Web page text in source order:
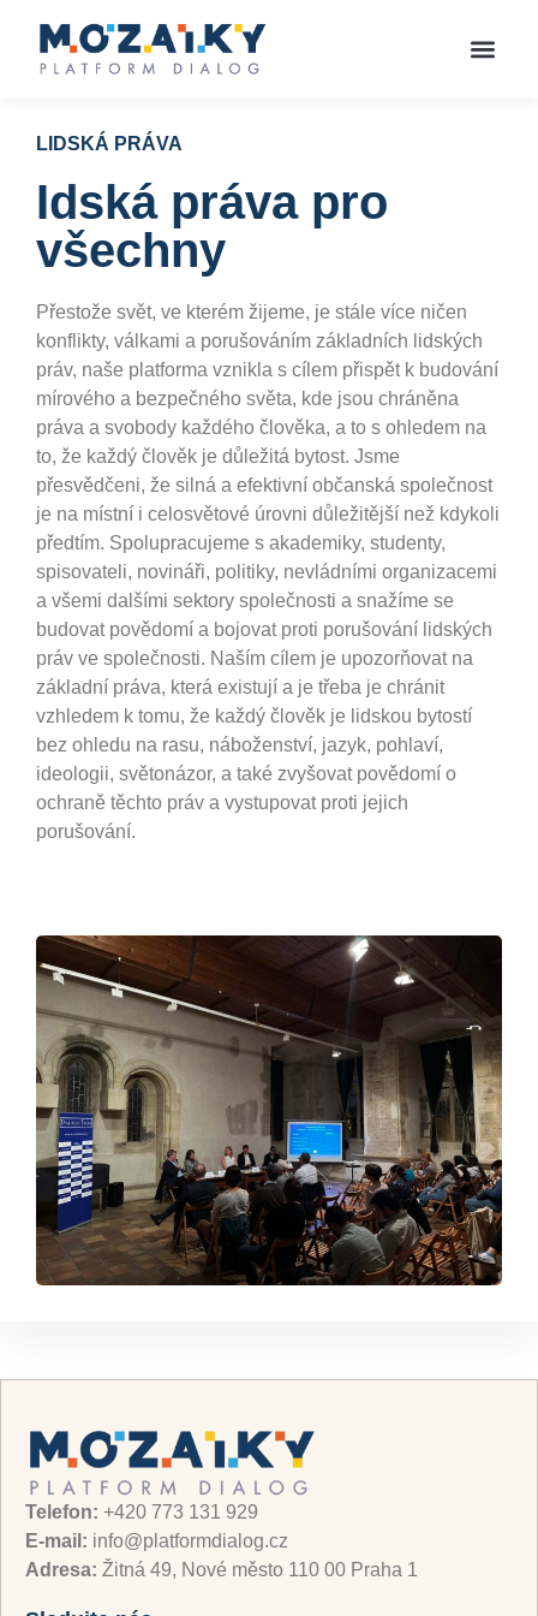
LIDSKÁ PRÁVA
Idská práva pro
všechny
Přestože svět, ve kterém žijeme, je stále více ničen
konflikty, válkami a porušováním základních lidských
práv, naše platforma vznikla s cílem přispět k budování
mírového a bezpečného světa, kde jsou chráněna
práva a svobody každého člověka, a to s ohledem na
to, že každý člověk je důležitá bytost. Jsme
přesvědčeni, že silná a efektivní občanská společnost
je na místní i celosvětové úrovni důležitější než kdykoli
předtím. Spolupracujeme s akademiky, studenty,
spisovateli, novináři, politiky, nevládními organizacemi
a všemi dalšími sektory společnosti a snažíme se
budovat povědomí a bojovat proti porušování lidských
práv ve společnosti. Naším cílem je upozorňovat na
základní práva, která existují a je třeba je chránit
vzhledem k tomu, že každý člověk je lidskou bytostí
bez ohledu na rasu, náboženství, jazyk, pohlaví,
ideologii, světonázor, a také zvyšovat povědomí o
ochraně těchto práv a vystupovat proti jejich
porušování.
Telefon: +420 773 131 929
E-mail: info@platformdialog.cz
Adresa: Žitná 49, Nové město 110 00 Praha 1